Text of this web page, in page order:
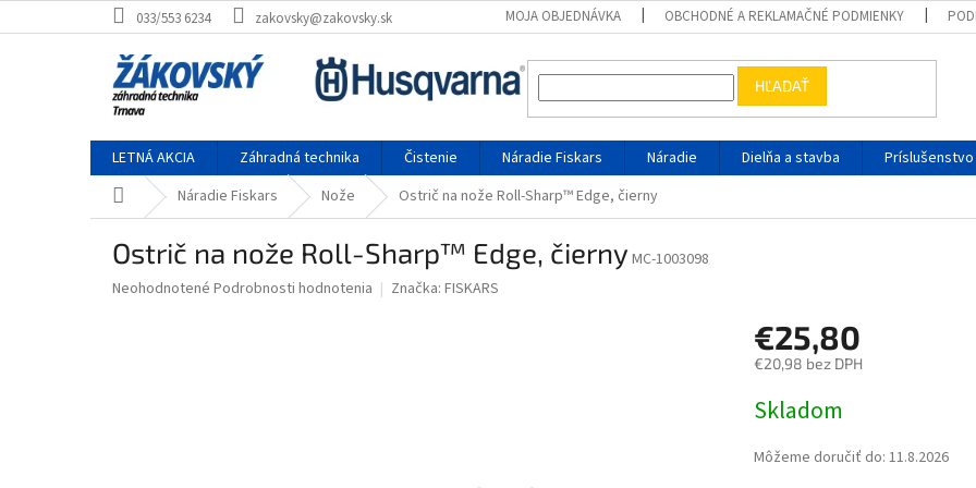
033/553 6234 zakovsky@zakovsky.sk MOJA OBJEDNÁVKA OBCHODNÉ A REKLAMAČNÉ PODMIENKY
HĽADAŤ
LETNÁ AKCIA Záhradná technika Čistenie Náradie Fiskars Náradie Dielňa a stavba Príslušenstvo
DomovNáradie Fiskars Nože Ostrič na nože Roll-Sharp™ Edge, čierny
Ostrič na nože Roll-Sharp™ Edge, čierny MC-1003098
Priemerné hodnotenie produktu je 0,0 z 5 hviezdičiek.
Neohodnotené Podrobnosti hodnotenia Značka: FISKARS
€25,80
€20,98 bez DPH
Skladom
Môžeme doručiť do: 11.8.2026